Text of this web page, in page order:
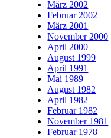
März 2002
Februar 2002
März 2001
November 2000
April 2000
August 1999
April 1991
Mai 1989
August 1982
April 1982
Februar 1982
November 1981
Februar 1978